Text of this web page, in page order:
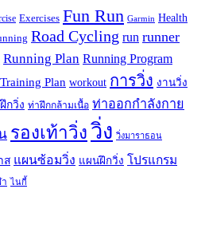
Exercises Fun Run Garmin Health
Road Cycling run runner
Running Plan Running Program
Plan workout การวิ่ง งานวิ่ง
กวิ่ง ท่าฝึกกล้ามเนื้อ ท่าออกกำลังกาย
รองเท้าวิ่ง วิ่ง วิ่งมาราธอน
ส แผนซ้อมวิ่ง แผนฝึกวิ่ง โปรแกรม
ไนกี้